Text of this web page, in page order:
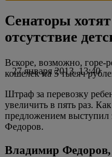
Сенаторы
отсутствие
27 января 2013, 13:40
Вскоре, возможно, горе-
кошелек на 5 тысяч
Штраф за перевозку
увеличить в пять раз.
предложением
Федоров.
Владимир Федоров,